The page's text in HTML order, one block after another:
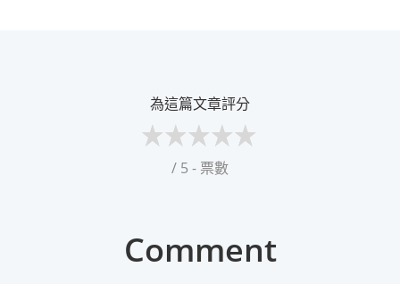
為這篇文章評分
/ 5 - 票數
Comment